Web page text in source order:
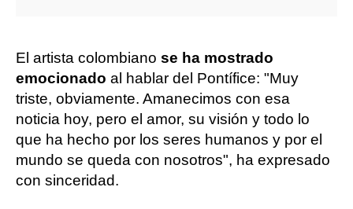
El artista colombiano se ha mostrado
emocionado al hablar del Pontífice: "Muy
triste, obviamente. Amanecimos con esa
noticia hoy, pero el amor, su visión y todo lo
que ha hecho por los seres humanos y por el
mundo se queda con nosotros", ha expresado
con sinceridad.